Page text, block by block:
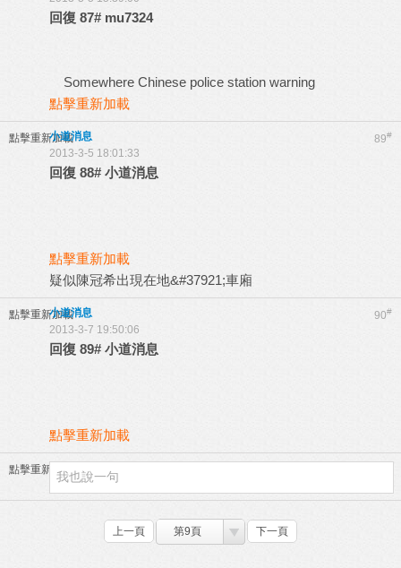
回復 87# mu7324
Somewhere Chinese police station warning
點擊重新加載
點擊重新加載 89#
小道消息
2013-3-5 18:01:33
回復 88# 小道消息
點擊重新加載
疑似陳冠希出現在地&#37921;車廂
點擊重新加載 90#
小道消息
2013-3-7 19:50:06
回復 89# 小道消息
點擊重新加載
點擊重新加載
上一頁 第9頁 下一頁